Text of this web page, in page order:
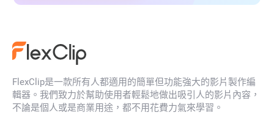
FlexClip是一款所有人都適用的簡單但功能強大的影片製作編
輯器。我們致力於幫助使用者輕鬆地做出吸引人的影片內容，
不論是個人或是商業用途，都不用花費力氣來學習。